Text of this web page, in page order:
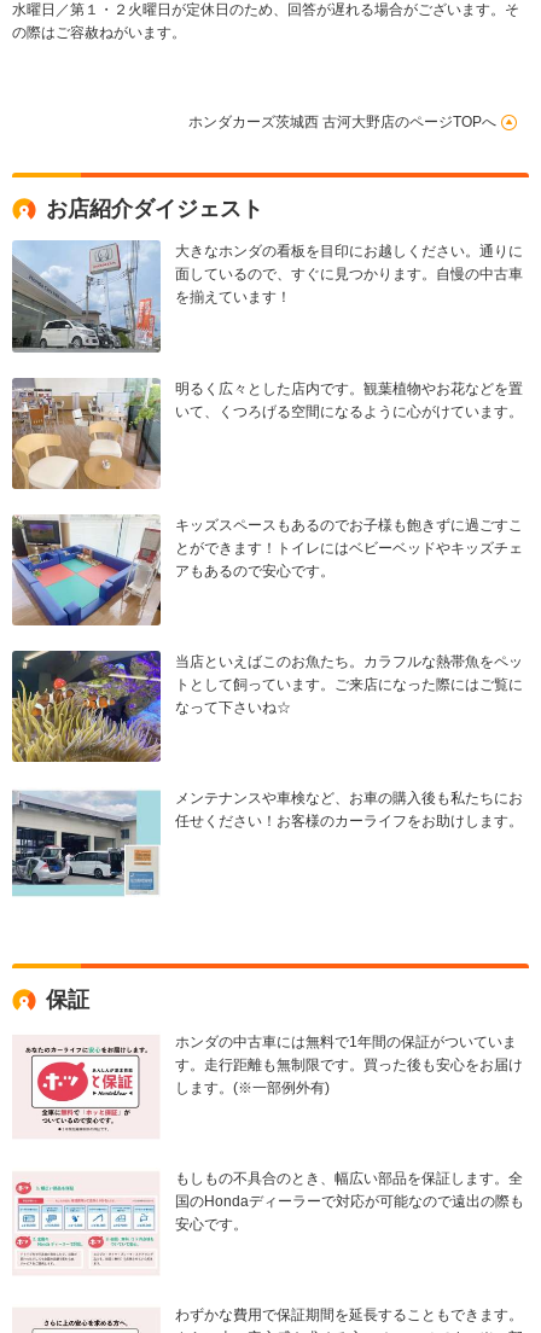
水曜日／第１・２火曜日が定休日のため、回答が遅れる場合がございます。そ
の際はご容赦ねがいます。
ホンダカーズ茨城西 古河大野店のページTOPへ
お店紹介ダイジェスト
大きなホンダの看板を目印にお越しください。通りに
面しているので、すぐに見つかります。自慢の中古車
を揃えています！
明るく広々とした店内です。観葉植物やお花などを置
いて、くつろげる空間になるように心がけています。
キッズスペースもあるのでお子様も飽きずに過ごすこ
とができます！トイレにはベビーベッドやキッズチェ
アもあるので安心です。
当店といえばこのお魚たち。カラフルな熱帯魚をペッ
トとして飼っています。ご来店になった際にはご覧に
なって下さいね☆
メンテナンスや車検など、お車の購入後も私たちにお
任せください！お客様のカーライフをお助けします。
保証
ホンダの中古車には無料で1年間の保証がついていま
す。走行距離も無制限です。買った後も安心をお届け
します。(※一部例外有)
もしもの不具合のとき、幅広い部品を保証します。全
国のHondaディーラーで対応が可能なので遠出の際も
安心です。
わずかな費用で保証期間を延長することもできます。